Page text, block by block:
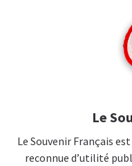
Le
Le Souvenir Français
reconnue d’utilité